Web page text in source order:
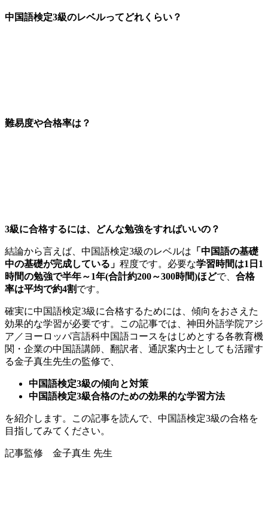
中国語検定3級のレベルってどれくらい？
難易度や合格率は？
3級に合格するには、どんな勉強をすればいいの？
結論から言えば、中国語検定3級のレベルは 「中国語の基礎
中の基礎が完成している」 程度です。必要な学習時間は1日1
時間の勉強で半年～1年(合計約200～300時間)ほどで、 合格
率は平均で約4割です。
確実に中国語検定3級に合格するためには、傾向をおさえた
効果的な学習が必要です。この記事では、神田外語学院アジ
ア／ヨーロッパ言語科中国語コースをはじめとする各教育機
関・企業の中国語講師、翻訳者、通訳案内士としても活躍す
る金子真生先生の監修で、
中国語検定3級の傾向と対策
中国語検定3級合格のための効果的な学習方法
を紹介します。この記事を読んで、中国語検定3級の合格を
目指してみてください。
記事監修 金子真生 先生